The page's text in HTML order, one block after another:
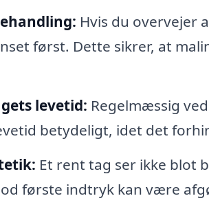
Hvis du overvejer
først. Dette sikrer, at
levetid: Regelmæssig
betydeligt, idet det
Et rent tag ser ikke blot
første indtryk kan være